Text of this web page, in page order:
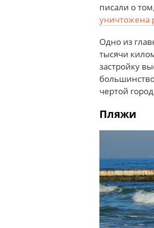
писали о
уничтожена
Одно из
тысячи
застройку
чертой
Пляжи